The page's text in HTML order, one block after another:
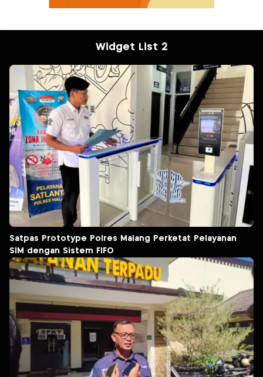
Widget List 2
Satpas Prototype Polres Malang Perketat Pelayanan
SIM dengan Sistem FIFO